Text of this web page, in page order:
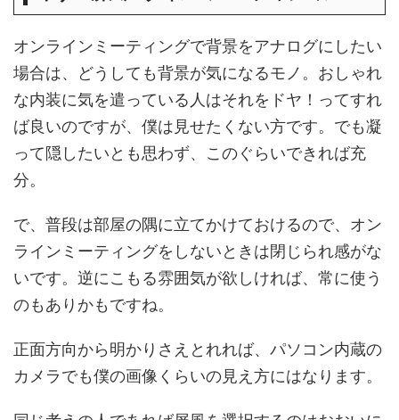
オンラインミーティングで背景をアナログにしたい
場合は、どうしても背景が気になるモノ。おしゃれ
な内装に気を遣っている人はそれをドヤ！ってすれ
ば良いのですが、僕は見せたくない方です。でも凝
って隠したいとも思わず、このぐらいできれば充
分。
で、普段は部屋の隅に立てかけておけるので、オン
ラインミーティングをしないときは閉じられ感がな
いです。逆にこもる雰囲気が欲しければ、常に使う
のもありかもですね。
正面方向から明かりさえとれれば、パソコン内蔵の
カメラでも僕の画像くらいの見え方にはなります。